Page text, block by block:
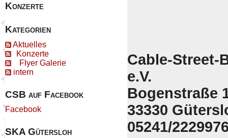
Konzerte
Kategorien
Aktuelles
Konzerte
Flyer Galerie
intern
CSB auf Facebook
Facebook
SKA Gütersloh
Cable-Street-
e.V.
Bogenstraße
33330
05241/